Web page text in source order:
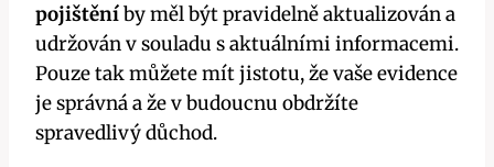
pojištěníby měl být pravidelně aktualizován a
udržován v souladu s aktuálními informacemi.
Pouze tak můžete mít jistotu, že vaše evidence
je správná a že v budoucnu obdržíte
spravedlivý důchod.